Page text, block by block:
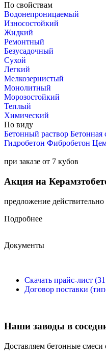
По свойствам
Водонепроницаемый
Износостойкий
Жидкий
Ремонтный
Безусадочный
Сухой
Легкий
Мелкозернистый
Монолитный
Морозостойкий
Теплый
Химический
По виду
Бетонный раствор Бетонная
Гидробетон Фибробетон
при заказе от 7 кубов
Акция на
предложение действительно
Подробнее
Документы
Скачать прайс-лист
Договор поставки
Наши заводы в
Доставляем бетонные смеси